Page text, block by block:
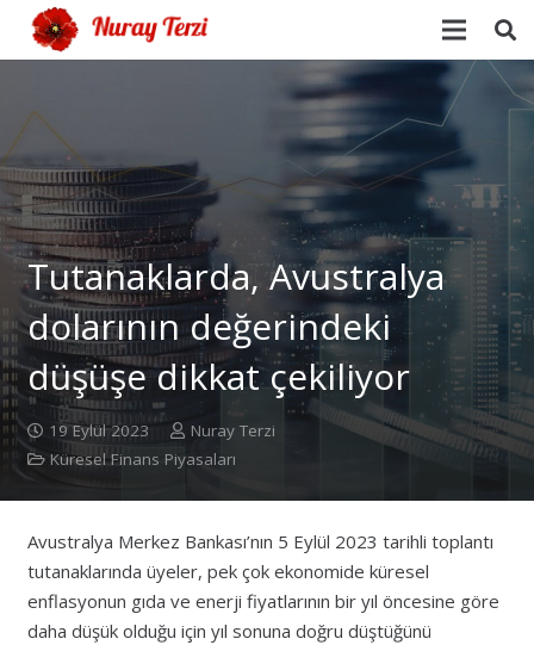
Tutanaklarda, Avustralya
dolarının değerindeki
düşüşe dikkat çekiliyor
19 Eylül 2023
Nuray Terzi
Küresel Finans Piyasaları
Avustralya Merkez Bankası’nın 5 Eylül 2023 tarihli toplantı
tutanaklarında üyeler, pek çok ekonomide küresel
enflasyonun gıda ve enerji fiyatlarının bir yıl öncesine göre
daha düşük olduğu için yıl sonuna doğru düştüğünü